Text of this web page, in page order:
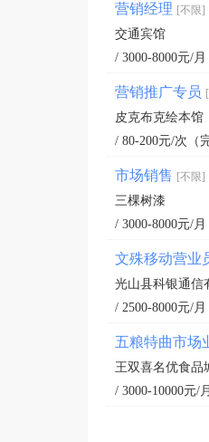
营销经理 [不限]
交通宾馆
/ 3000-8000元/月
营销推广专员
皮克布克绘本馆
/ 80-200元/次（
市场销售 [不限]
三棵树漆
/ 3000-8000元/月
文殊移动营业
光山县科银通信
/ 2500-8000元/月
五粮特曲市场
王双喜名优食品
/ 3000-10000元/